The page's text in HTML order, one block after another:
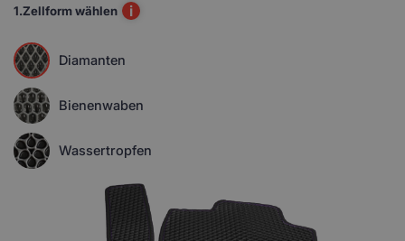
1.Zellform wählen i
Diamanten
Bienenwaben
Wassertropfen